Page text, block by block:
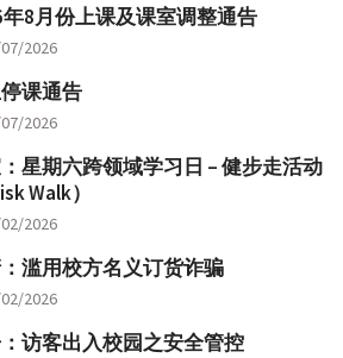
年8月份上课及课室调整通告
2026
课通告
2026
星期六跨领域学习日 – 健步走活动
Walk）
2026
滥用校方名义订货诈骗
2026
访客出入校园之安全管控